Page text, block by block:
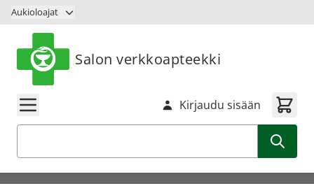
Siirry sisältöön
Aukioloajat
Salon verkkoapteekki
Kirjaudu sisään